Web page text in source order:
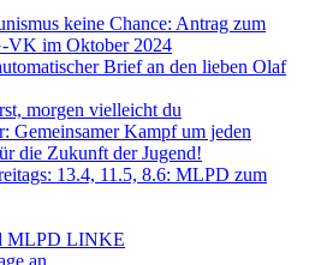
keine Chance: Antrag zum
VK im Oktober 2024
Brief an den lieben Olaf
morgen vielleicht du
Kampf um jeden
die Zukunft der Jugend!
13.4, 11.5, 8.6: MLPD zum
MLPD LINKE
an